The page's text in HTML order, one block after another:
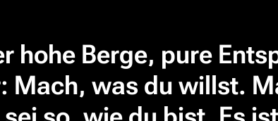
hohe Berge, pure
Mach, was du willst.